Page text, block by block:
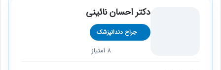
دکتر احسان نائینی
جراح دندانپزشک
8 امتیاز